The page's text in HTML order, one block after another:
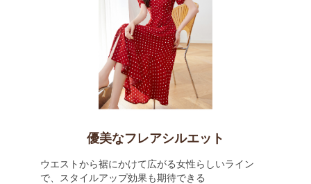
優美なフレアシルエット
ウエストから裾にかけて広がる女性らしいライン
で、スタイルアップ効果も期待できる